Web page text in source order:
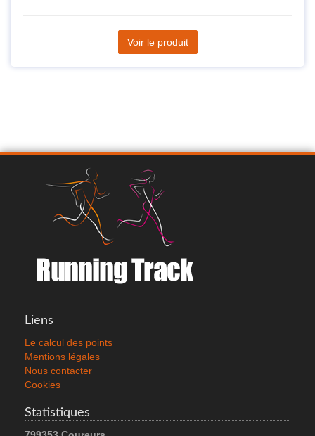
NATHAN QUICKSTART 3.0
80.0 €
Voir le produit